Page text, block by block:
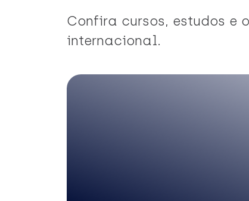
Confira cursos, estudos e
internacional.